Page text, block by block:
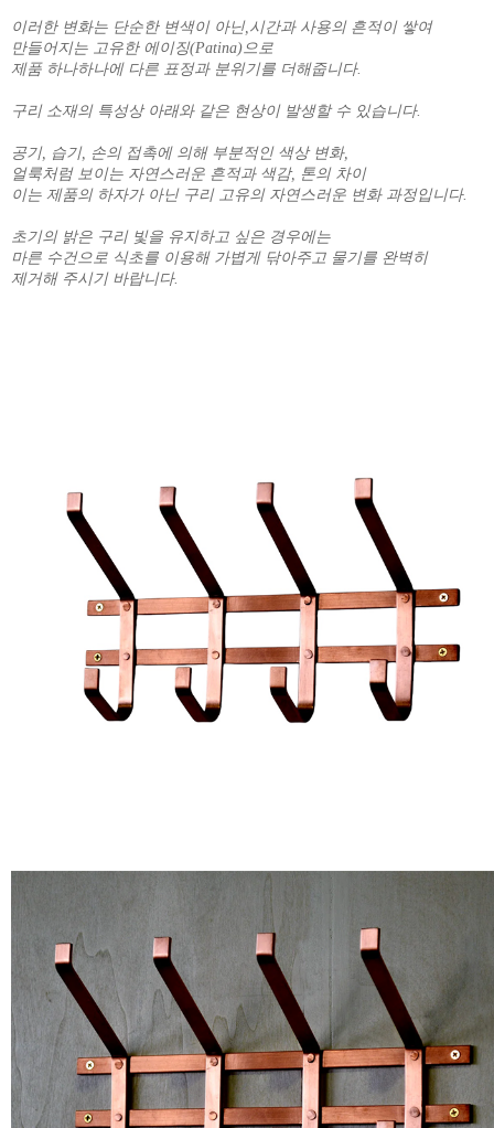
이러한 변화는 단순한 변색이 아닌,시간과 사용의 흔적이 쌓여
만들어지는 고유한 에이징(Patina)으로
제품 하나하나에 다른 표정과 분위기를 더해줍니다.
구리 소재의 특성상 아래와 같은 현상이 발생할 수 있습니다.
공기, 습기, 손의 접촉에 의해 부분적인 색상 변화,
얼룩처럼 보이는 자연스러운 흔적과 색감, 톤의 차이
이는 제품의 하자가 아닌 구리 고유의 자연스러운 변화 과정입니다.
초기의 밝은 구리 빛을 유지하고 싶은 경우에는
마른 수건으로 식초를 이용해 가볍게 닦아주고 물기를 완벽히
제거해 주시기 바랍니다.